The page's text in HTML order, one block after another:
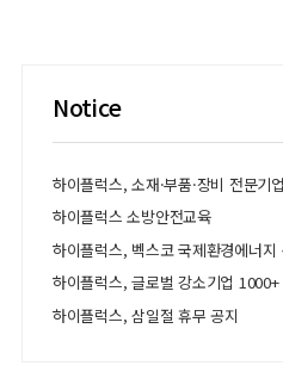
Notice
하이플럭스 소방안전교육
하이플럭스, 삼일절 휴무 공지